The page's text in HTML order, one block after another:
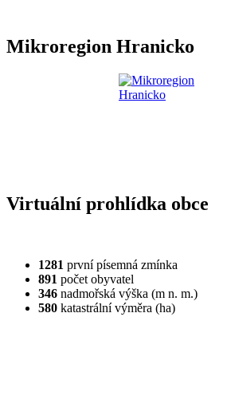
Mikroregion Hranicko
Virtuální prohlídka obce
1281 první písemná zmínka
891 počet obyvatel
346 nadmořská výška (m n. m.)
580 katastrální výměra (ha)